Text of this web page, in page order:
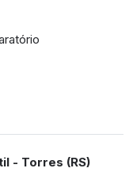
- Torres (RS)